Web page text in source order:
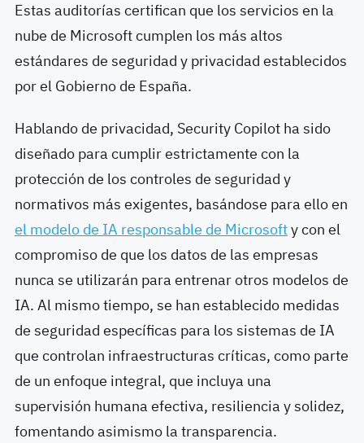
Estas auditorías certifican que los servicios en la
nube de Microsoft cumplen los más altos
estándares de seguridad y privacidad establecidos
por el Gobierno de España.
Hablando de privacidad, Security Copilot ha sido
diseñado para cumplir estrictamente con la
protección de los controles de seguridad y
normativos más exigentes, basándose para ello en
el modelo de IA responsable de Microsofty con el
compromiso de que los datos de las empresas
nunca se utilizarán para entrenar otros modelos de
IA. Al mismo tiempo, se han establecido medidas
de seguridad específicas para los sistemas de IA
que controlan infraestructuras críticas, como parte
de un enfoque integral, que incluya una
supervisión humana efectiva, resiliencia y solidez,
fomentando asimismo la transparencia.